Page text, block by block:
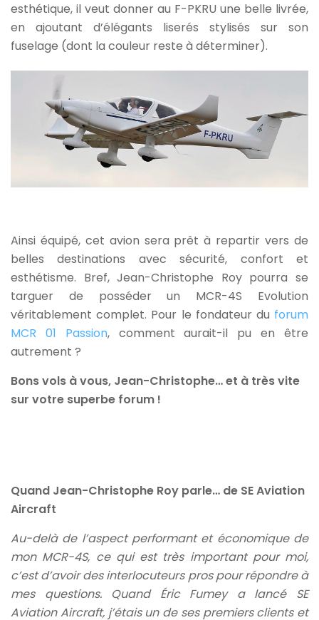
esthétique, il veut donner au F-PKRU une belle livrée,
en ajoutant d’élégants liserés stylisés sur son
fuselage (dont la couleur reste à déterminer).
Ainsi équipé, cet avion sera prêt à repartir vers de
belles destinations avec sécurité, confort et
esthétisme. Bref, Jean-Christophe Roy pourra se
targuer de posséder un MCR-4S Evolution
véritablement complet. Pour le fondateur du forum
MCR 01 Passion, comment aurait-il pu en être
autrement ?
Bons vols à vous, Jean-Christophe… et à très vite
sur votre superbe forum !
Quand Jean-Christophe Roy parle… de SE Aviation
Aircraft
Au-delà de l’aspect performant et économique de
mon MCR-4S, ce qui est très important pour moi,
c’est d’avoir des interlocuteurs pros pour répondre à
mes questions. Quand Éric Fumey a lancé SE
Aviation Aircraft, j’étais un de ses premiers clients et